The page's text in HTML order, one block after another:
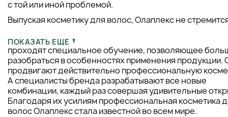
с той или иной проблемой.
Выпуская косметику для волос, Олаплекс не
акцент на ее качестве и эффективности. Hair-мастера
проходят специальное обучение, позволяющее
разобраться в особенностях применения продукции.
продвигают действительно профессиональную
А специалисты бренда разрабатывают все новые
комбинации, каждый раз совершая удивительные
Благодаря их усилиям профессиональная косметика
волос Олаплекс стала известной во всем мире.
ПОКАЗАТЬ ЕЩЕ